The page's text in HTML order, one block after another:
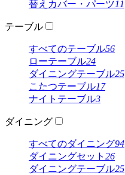
替えカバー・パーツ11
テーブル
すべてのテーブル56
ローテーブル24
ダイニングテーブル25
こたつテーブル17
ナイトテーブル3
ダイニング
すべてのダイニング94
ダイニングセット 26
ダイニングテーブル25